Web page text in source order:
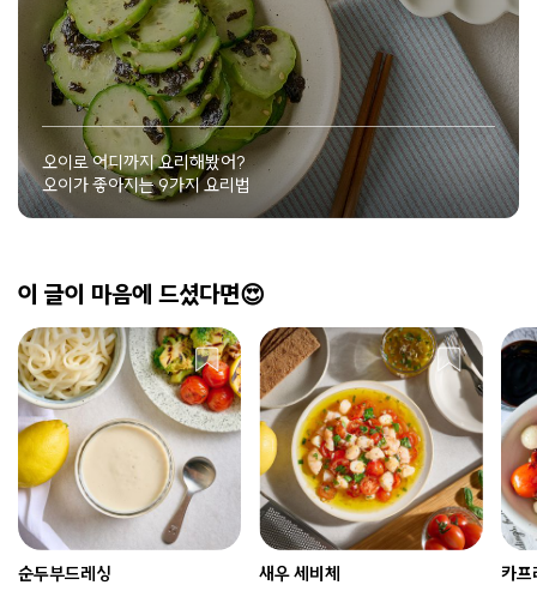
오이로 어디까지 요리해봤어?
오이가 좋아지는 9가지 요리법
이 글이 마음에 드셨다면😍
순두부드레싱 새우 세비체 카프